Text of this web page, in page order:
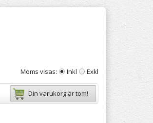
Moms visas: Inkl Exkl
Din varukorg är tom!